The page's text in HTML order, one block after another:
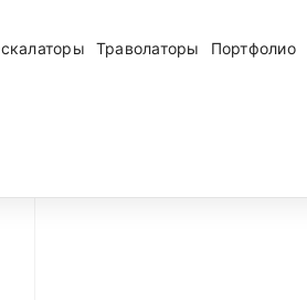
Траволаторы Портфолио